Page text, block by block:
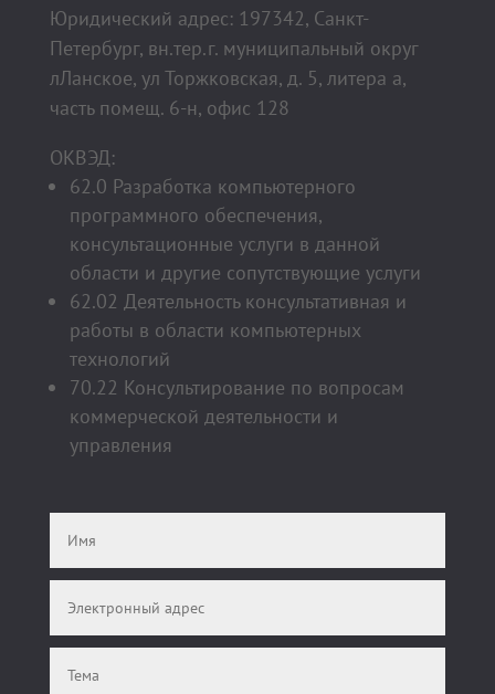
Юридический адрес: 197342, Санкт-
Петербург, вн.тер.г. муниципальный округ
лЛанское, ул Торжковская, д. 5, литера а,
часть помещ. 6-н, офис 128
ОКВЭД:
62.0 Разработка компьютерного
программного обеспечения,
консультационные услуги в данной
области и другие сопутствующие услуги
62.02 Деятельность консультативная и
работы в области компьютерных
технологий
70.22 Консультирование по вопросам
коммерческой деятельности и
управления